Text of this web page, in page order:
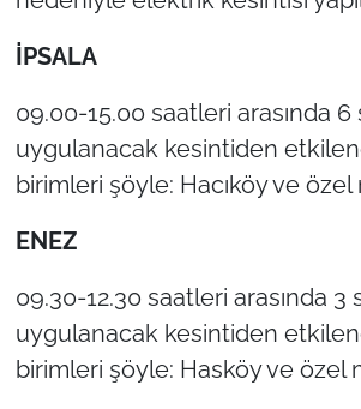
İPSALA
09.00-15.00 saatleri arasında
uygulanacak kesintiden
birimleri şöyle: Hacıköy ve özel
ENEZ
09.30-12.30 saatleri arasında 3
uygulanacak kesintiden
birimleri şöyle: Hasköy ve özel
TEKİRDAĞ
KIRKLARELİ
ÇANAKKALE
Güvenlik